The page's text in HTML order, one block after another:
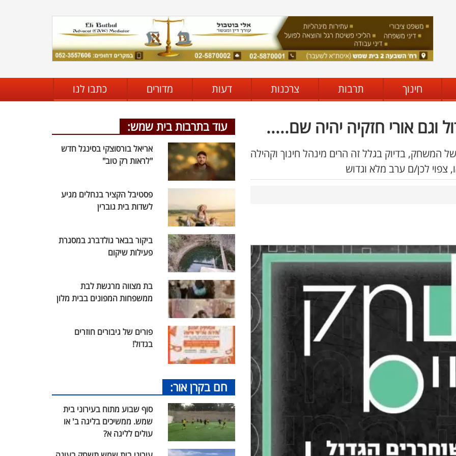
חינוך תרבות צרכנות דעות מדורים כתבו לנו
וגם אורי חזקיה יהיה שם.....
בדיוק בגלל זה הרים מינהל חינוך וקהילה
לכן/ם ערב מלא וגדוש
עוד בתרבות בית שמש:
אריאל בורסוצקי בסינגל חדש
"לראות רק טוב"
פסטיבל הקציר בנחלים מגיע
לשדות בית גוברין
ביקור בבאר גולדברג במסגרת
פעילות שיקום
בת מצווה מרגשת לבת
ממשפחות המפונים בבית מלון
פורים של גיבורים חוזרים
בגדול!
חם בקרן אור:
סוף שבוע מתוח בעירוני בית
שמש. ממשיכים בליגה ב' או
עולים לליגה א?